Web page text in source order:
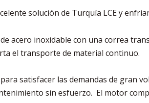
solución de Turquía LCE y
acero inoxidable con una correa
el transporte de material continuo.
satisfacer las demandas de gran
sin esfuerzo. El motor